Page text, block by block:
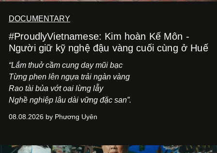
DOCUMENTARY
#ProudlyVietnamese: Kim hoàn Kế Môn -
Người giữ kỹ nghệ đậu vàng cuối cùng ở Huế
“Lắm thuở cầm cung day mũi bạc
Từng phen lên ngựa trải ngàn vàng
Rao tài bủa vớt oai lừng lẫy
Nghề nghiệp lâu dài vững đặc san”.
08.08.2026 by Phương Uyên